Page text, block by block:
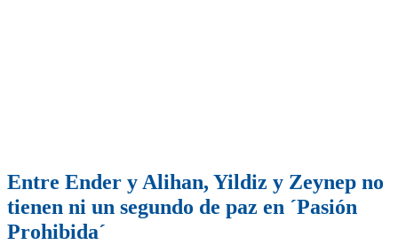
Entre Ender y Alihan, Yildiz y Zeynep no
tienen ni un segundo de paz en ´Pasión
Prohibida´